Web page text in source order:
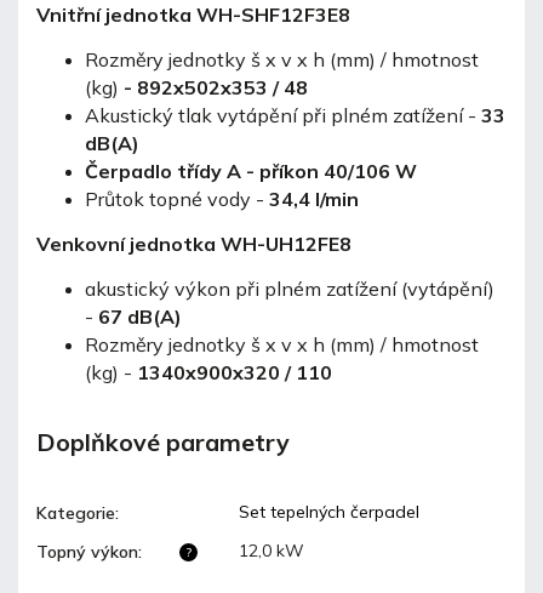
Vnitřní jednotka WH-SHF12F3E8
Rozměry jednotky š x v x h (mm) / hmotnost
(kg) - 892x502x353 / 48
Akustický tlak vytápění při plném zatížení - 33
dB(A)
Čerpadlo třídy A - příkon 40/106 W
Průtok topné vody - 34,4 l/min
Venkovní jednotka WH-UH12FE8
akustický výkon při plném zatížení (vytápění)
- 67 dB(A)
Rozměry jednotky š x v x h (mm) / hmotnost
(kg) - 1340x900x320 / 110
Doplňkové parametry
Kategorie: Set tepelných čerpadel
?
Topný výkon: 12,0 kW